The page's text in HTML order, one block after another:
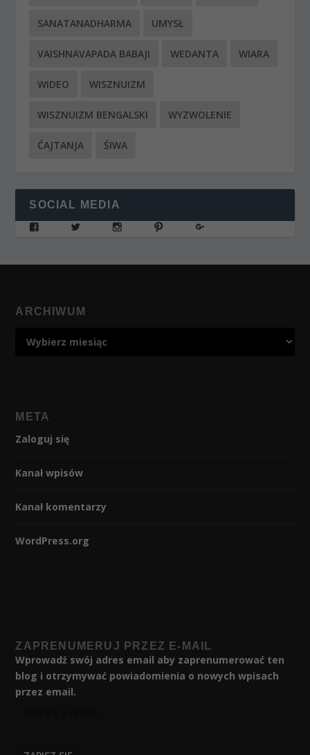
SANATANADHARMA UMYSŁ
VAISHNAVAPADA BABAJI WEDANTA WIARA
WIDEO WISZNUIZM
WISZNUIZM BENGALSKI WYZWOLENIE
ĆAJTANJA ŚIWA
SOCIAL MEDIA
ARCHIWUM
META
Zaloguj się
Kanał wpisów
Kanał komentarzy
WordPress.org
ZAPRENUMERUJ PRZEZ E-MAIL
Wprowadź swój adres email aby zaprenumerować ten
blog i otrzymywać powiadomienia o nowych wpisach
przez email.